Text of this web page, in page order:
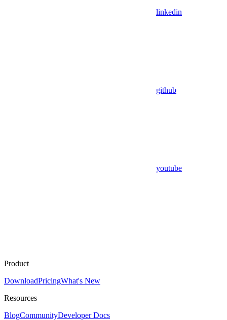
linkedin
github
youtube
Product
DownloadPricingWhat's New
Resources
BlogCommunityDeveloper Docs